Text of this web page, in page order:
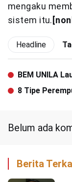
mengaku
sistem itu.
Headline
BEM UNILA
8 Tipe
Belum ada
Berita